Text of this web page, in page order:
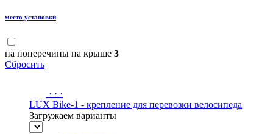
место установки
на поперечины на крыше 3
Сбросить
· · ·
LUX Bike-1 - крепление для перевозки велосипеда
Загружаем варианты